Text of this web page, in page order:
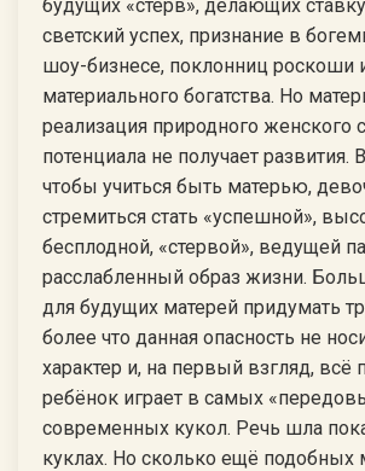
будущих «стерв», делающих
светский успех, признание в
шоу-бизнесе, поклонниц роскоши
материального богатства. Но
реализация природного женского
потенциала не получает развития.
чтобы учиться быть матерью,
стремиться стать «успешной»,
бесплодной, «стервой», ведущей
расслабленный образ жизни.
для будущих матерей придумать
более что данная опасность не
характер и, на первый взгляд, всё
ребёнок играет в самых
современных кукол. Речь шла
куклах. Но сколько ещё подобных